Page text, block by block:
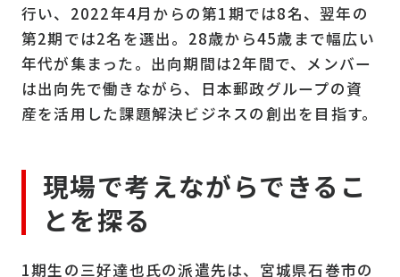
行い、2022年4月からの第1期では8名、翌年の
第2期では2名を選出。28歳から45歳まで幅広い
年代が集まった。出向期間は2年間で、メンバー
は出向先で働きながら、日本郵政グループの資
産を活用した課題解決ビジネスの創出を目指す。
現場で考えながらできるこ
とを探る
1期生の三好達也氏の派遣先は、宮城県石巻市の